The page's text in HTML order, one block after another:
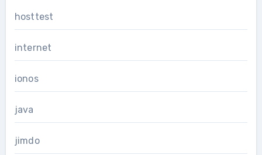
hosttest
internet
ionos
java
jimdo